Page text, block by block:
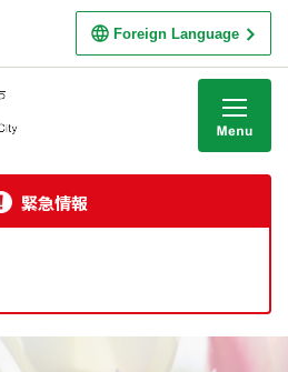
Foreign Language
緊急情報